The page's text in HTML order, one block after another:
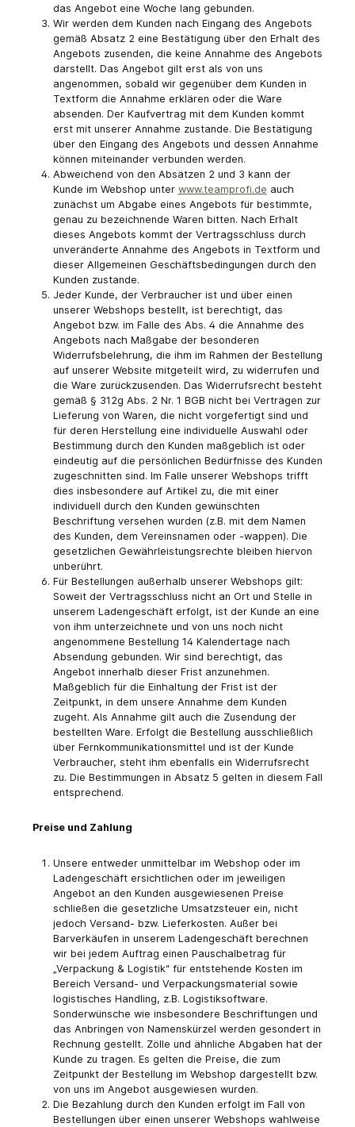
das Angebot eine Woche lang gebunden.
Wir werden dem Kunden nach Eingang des Angebots
gemäß Absatz 2 eine Bestätigung über den Erhalt des
Angebots zusenden, die keine Annahme des Angebots
darstellt. Das Angebot gilt erst als von uns
angenommen, sobald wir gegenüber dem Kunden in
Textform die Annahme erklären oder die Ware
absenden. Der Kaufvertrag mit dem Kunden kommt
erst mit unserer Annahme zustande. Die Bestätigung
über den Eingang des Angebots und dessen Annahme
können miteinander verbunden werden.
Abweichend von den Absätzen 2 und 3 kann der
Kunde im Webshop unter www.teamprofi.de auch
zunächst um Abgabe eines Angebots für bestimmte,
genau zu bezeichnende Waren bitten. Nach Erhalt
dieses Angebots kommt der Vertragsschluss durch
unveränderte Annahme des Angebots in Textform und
dieser Allgemeinen Geschäftsbedingungen durch den
Kunden zustande.
Jeder Kunde, der Verbraucher ist und über einen
unserer Webshops bestellt, ist berechtigt, das
Angebot bzw. im Falle des Abs. 4 die Annahme des
Angebots nach Maßgabe der besonderen
Widerrufsbelehrung, die ihm im Rahmen der Bestellung
auf unserer Website mitgeteilt wird, zu widerrufen und
die Ware zurückzusenden. Das Widerrufsrecht besteht
gemäß § 312g Abs. 2 Nr. 1 BGB nicht bei Verträgen zur
Lieferung von Waren, die nicht vorgefertigt sind und
für deren Herstellung eine individuelle Auswahl oder
Bestimmung durch den Kunden maßgeblich ist oder
eindeutig auf die persönlichen Bedürfnisse des Kunden
zugeschnitten sind. Im Falle unserer Webshops trifft
dies insbesondere auf Artikel zu, die mit einer
individuell durch den Kunden gewünschten
Beschriftung versehen wurden (z.B. mit dem Namen
des Kunden, dem Vereinsnamen oder -wappen). Die
gesetzlichen Gewährleistungsrechte bleiben hiervon
unberührt.
Für Bestellungen außerhalb unserer Webshops gilt:
Soweit der Vertragsschluss nicht an Ort und Stelle in
unserem Ladengeschäft erfolgt, ist der Kunde an eine
von ihm unterzeichnete und von uns noch nicht
angenommene Bestellung 14 Kalendertage nach
Absendung gebunden. Wir sind berechtigt, das
Angebot innerhalb dieser Frist anzunehmen.
Maßgeblich für die Einhaltung der Frist ist der
Zeitpunkt, in dem unsere Annahme dem Kunden
zugeht. Als Annahme gilt auch die Zusendung der
bestellten Ware. Erfolgt die Bestellung ausschließlich
über Fernkommunikationsmittel und ist der Kunde
Verbraucher, steht ihm ebenfalls ein Widerrufsrecht
zu. Die Bestimmungen in Absatz 5 gelten in diesem Fall
entsprechend.
Preise und Zahlung
Unsere entweder unmittelbar im Webshop oder im
Ladengeschäft ersichtlichen oder im jeweiligen
Angebot an den Kunden ausgewiesenen Preise
schließen die gesetzliche Umsatzsteuer ein, nicht
jedoch Versand- bzw. Lieferkosten. Außer bei
Barverkäufen in unserem Ladengeschäft berechnen
wir bei jedem Auftrag einen Pauschalbetrag für
„Verpackung & Logistik“ für entstehende Kosten im
Bereich Versand- und Verpackungsmaterial sowie
logistisches Handling, z.B. Logistiksoftware.
Sonderwünsche wie insbesondere Beschriftungen und
das Anbringen von Namenskürzel werden gesondert in
Rechnung gestellt. Zölle und ähnliche Abgaben hat der
Kunde zu tragen. Es gelten die Preise, die zum
Zeitpunkt der Bestellung im Webshop dargestellt bzw.
von uns im Angebot ausgewiesen wurden.
Die Bezahlung durch den Kunden erfolgt im Fall von
Bestellungen über einen unserer Webshops wahlweise